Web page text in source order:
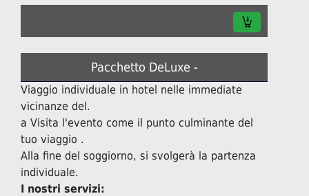
Pacchetto DeLuxe -
Viaggio individuale in hotel nelle immediate
vicinanze del.
a Visita l'evento come il punto culminante del
tuo viaggio .
Alla fine del soggiorno, si svolgerà la partenza
individuale.
I nostri servizi: